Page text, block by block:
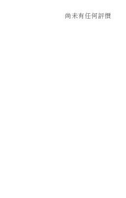
尚未有任何評價